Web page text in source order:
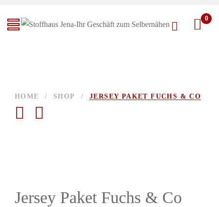
0
HOME / SHOP / JERSEY PAKET FUCHS & CO
Jersey Paket Fuchs & Co